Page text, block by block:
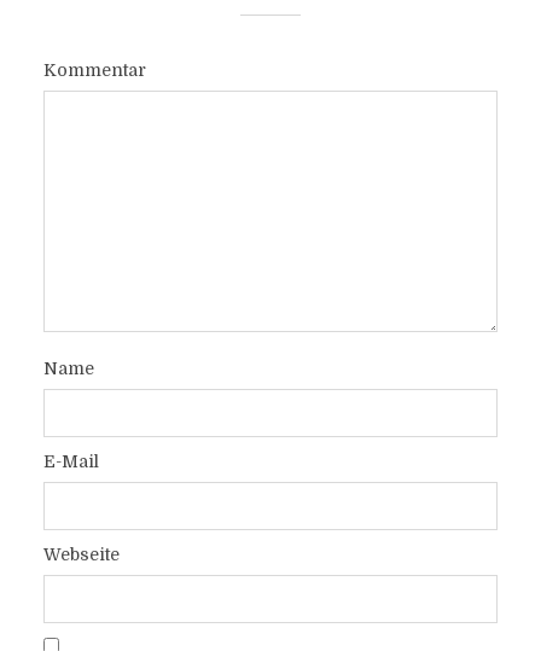
Kommentar
Name
E-Mail
Webseite